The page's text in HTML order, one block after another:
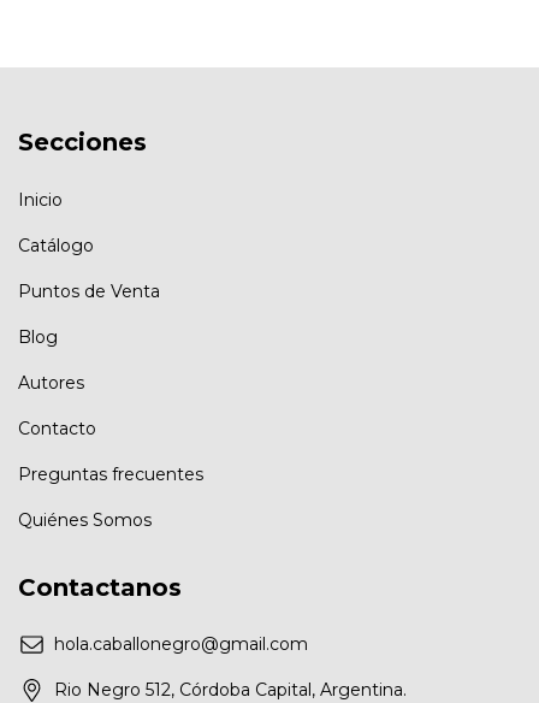
Secciones
Inicio
Catálogo
Puntos de Venta
Blog
Autores
Contacto
Preguntas frecuentes
Quiénes Somos
Contactanos
hola.caballonegro@gmail.com
Rio Negro 512, Córdoba Capital, Argentina.